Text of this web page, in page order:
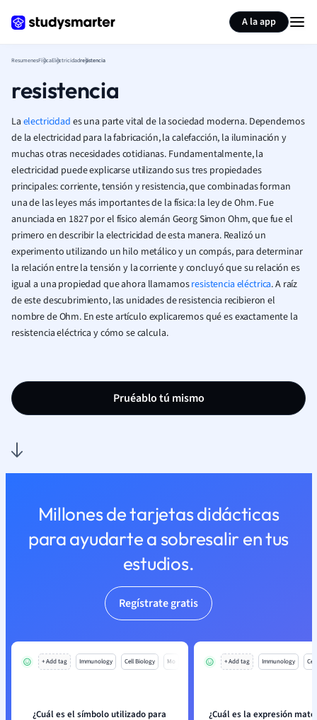
A la app
ResumenesFísicaElectricidadresistencia
resistencia
La electricidad es una parte vital de la sociedad moderna. Dependemos
de la electricidad para la fabricación, la calefacción, la iluminación y
muchas otras necesidades cotidianas. Fundamentalmente, la
electricidad puede explicarse utilizando sus tres propiedades
principales: corriente, tensión y resistencia, que combinadas forman
una de las leyes más importantes de la física: la ley de Ohm. Fue
anunciada en 1827 por el físico alemán Georg Simon Ohm, que fue el
primero en describir la electricidad de esta manera. Realizó un
experimento utilizando un hilo metálico y un compás, para determinar
la relación entre la tensión y la corriente y concluyó que su relación es
igual a una propiedad que ahora llamamosresistencia eléctrica. A raíz
de este descubrimiento, las unidades de resistencia recibieron el
nombre de Ohm. En este artículo explicaremos qué es exactamente la
resistencia eléctrica y cómo se calcula.
Pruéablo tú mismo
Millones de tarjetas didácticas
para ayudarte a sobresalir en tus
estudios.
Regístrate gratis
+ Add tag Immunology Cell Biology Mo
¿Cuál es el símbolo utilizado para
+ Add tag Immunology
¿Cuál es la expresión
Resumir página